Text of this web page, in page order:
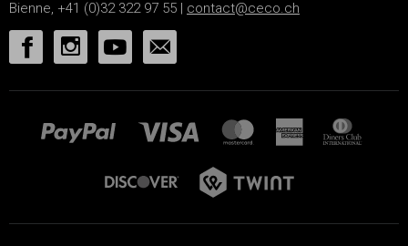
Bienne, +41 (0)32 322 97 55 | contact@ceco.ch